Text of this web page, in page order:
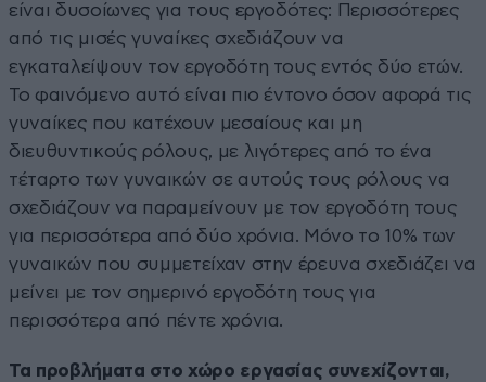
είναι δυσοίωνες για τους εργοδότες: Περισσότερες
από τις μισές γυναίκες σχεδιάζουν να
εγκαταλείψουν τον εργοδότη τους εντός δύο ετών.
Το φαινόμενο αυτό είναι πιο έντονο όσον αφορά τις
γυναίκες που κατέχουν μεσαίους και μη
διευθυντικούς ρόλους, με λιγότερες από το ένα
τέταρτο των γυναικών σε αυτούς τους ρόλους να
σχεδιάζουν να παραμείνουν με τον εργοδότη τους
για περισσότερα από δύο χρόνια. Μόνο το 10% των
γυναικών που συμμετείχαν στην έρευνα σχεδιάζει να
μείνει με τον σημερινό εργοδότη τους για
περισσότερα από πέντε χρόνια.
Τα προβλήματα στο χώρο εργασίας συνεχίζονται,